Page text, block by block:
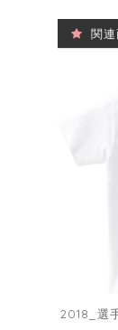
関
2018_選